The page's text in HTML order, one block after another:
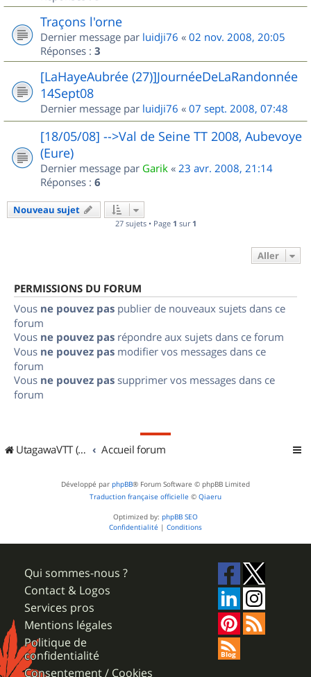
Traçons l'orne
Dernier message par luidji76 « 02 nov. 2008, 20:05
Réponses : 3
[LaHayeAubrée (27)]JournéeDeLaRandonnée
14Sept08
Dernier message par luidji76 « 07 sept. 2008, 07:48
[18/05/08] -->Val de Seine TT 2008, Aubevoye
(Eure)
Dernier message par Garik « 23 avr. 2008, 21:14
Réponses : 6
Nouveau sujet
27 sujets • Page 1 sur 1
Aller
PERMISSIONS DU FORUM
Vous ne pouvez pas publier de nouveaux sujets dans ce
forum
Vous ne pouvez pas répondre aux sujets dans ce forum
Vous ne pouvez pas modifier vos messages dans ce
forum
Vous ne pouvez pas supprimer vos messages dans ce
forum
UtagawaVTT (Randos VTT et VTTAE avec traces GPS) Accueil forum
Développé par phpBB® Forum Software © phpBB Limited
Traduction française officielle © Qiaeru
Optimized by: phpBB SEO
Confidentialité | Conditions
Qui sommes-nous ?
Contact & Logos
Services pros
Mentions légales
Politique de
confidentialité
Consentement / Cookies